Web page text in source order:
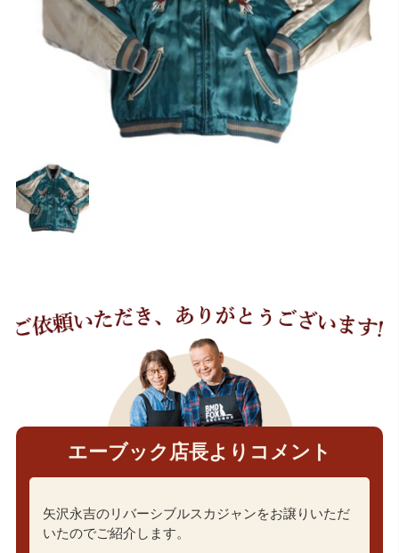
エーブック店長よりコメント
矢沢永吉のリバーシブルスカジャンをお譲りいただ
いたのでご紹介します。